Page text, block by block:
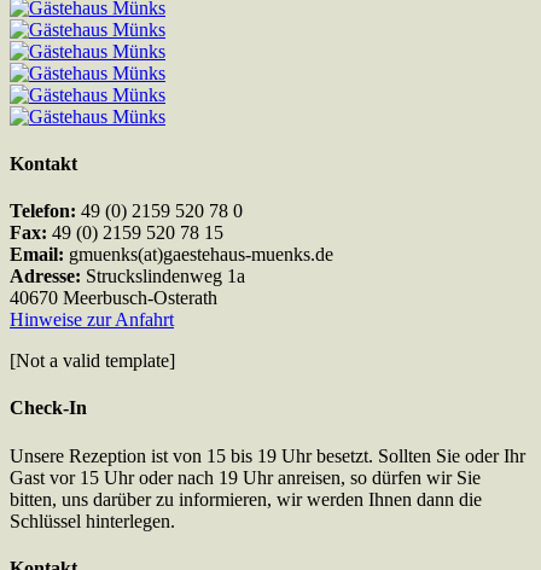
Kontakt
Telefon: 49 (0) 2159 520 78 0
Fax: 49 (0) 2159 520 78 15
Email: gmuenks(at)gaestehaus-muenks.de
Adresse: Struckslindenweg 1a
40670 Meerbusch-Osterath
Hinweise zur Anfahrt
[Not a valid template]
Check-In
Unsere Rezeption ist von 15 bis 19 Uhr besetzt. Sollten Sie oder Ihr
Gast vor 15 Uhr oder nach 19 Uhr anreisen, so dürfen wir Sie
bitten, uns darüber zu informieren, wir werden Ihnen dann die
Schlüssel hinterlegen.